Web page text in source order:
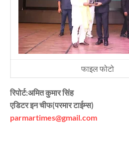
फाइल फोटो
रिपोर्ट:अमित कुमार सिंह
एडिटर इन चीफ(परमार टाईम्स)
parmartimes@gmail.com